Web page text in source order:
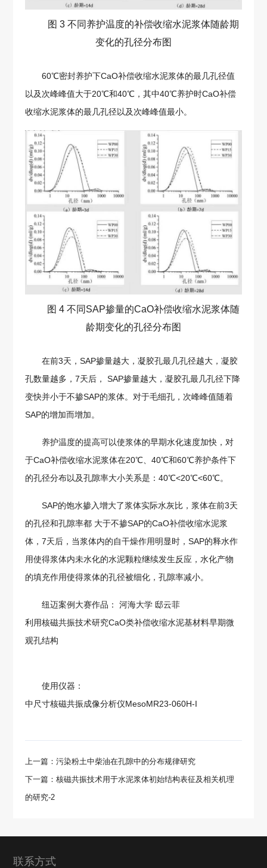
图 3 不同养护温度的补偿收缩水泥浆体随龄期
变化的孔径分布图
60℃密封养护下CaO补偿收缩水泥浆体的最几孔径值
以及次峰峰值大于20℃和40℃，其中40℃养护时CaO补偿
收缩水泥浆体的最几孔径以及次峰峰值最小。
图 4 不同SAP掺量的CaO补偿收缩水泥浆体随
龄期变化的孔径分布图
在前3天，SAP掺量越大，凝胶孔最几孔径越大，凝胶
孔数量越多，7天后， SAP掺量越大，凝胶孔最几孔径下降
变快并小于不掺SAP的浆体。对于毛细孔，次峰峰值随着
SAP的增加而增加。
养护温度的提高可以使浆体的早期水化速度加快，对
于CaO补偿收缩水泥浆体在20℃、40℃和60℃养护条件下
的孔径分布以及孔隙率大小关系是：40℃<20℃<60℃。
SAP的饱水掺入增大了浆体实际水灰比，浆体在前3天
的孔径和孔隙率都 大于不掺SAP的CaO补偿收缩水泥浆
体，7天后，当浆体内的自干燥作用明显时，SAP的释水作
用使得浆体内未水化的水泥颗粒继续发生反应，水化产物
的填充作用使得浆体的孔径被细化，孔隙率减小。
纽迈案例大赛作品： 河海大学 邸云菲
利用核磁共振技术研究CaO类补偿收缩水泥基材料早期微
观孔结构
使用仪器：
中尺寸核磁共振成像分析仪MesoMR23-060H-I
上一篇：污染粉土中柴油在孔隙中的分布规律研究
下一篇：核磁共振技术用于水泥浆体初始结构表征及相关机理
的研究-2
联系方式